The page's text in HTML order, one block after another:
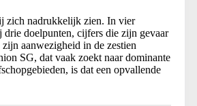
zich nadrukkelijk zien. In vier
drie doelpunten, cijfers die zijn gevaar
zijn aanwezigheid in de zestien
SG, dat vaak zoekt naar dominante
is dat een opvallende